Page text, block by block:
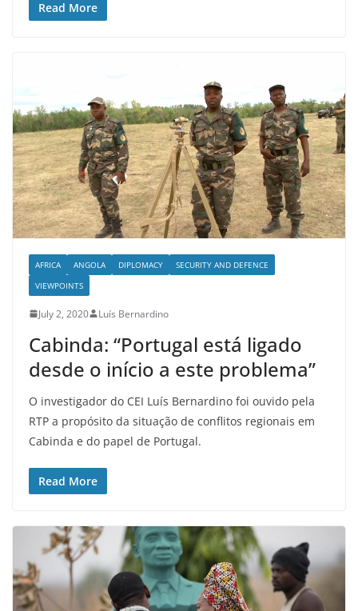
Read More
AFRICA ANGOLA DIPLOMACY
SECURITY AND DEFENCE
VIEWPOINTS
July 2, 2020 Luís Bernardino
Cabinda: “Portugal está ligado
desde o início a este problema”
O investigador do CEI Luís Bernardino foi ouvido pela
RTP a propósito da situação de conflitos regionais em
Cabinda e do papel de Portugal.
Read More